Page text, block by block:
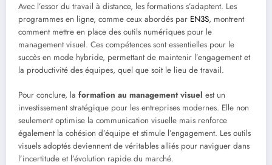
Avec l’essor du travail à distance, les formations s’adaptent. Les
programmes en ligne, comme ceux abordés par EN3S, montrent
comment mettre en place des outils numériques pour le
management visuel. Ces compétences sont essentielles pour le
succès en mode hybride, permettant de maintenir l’engagement et
la productivité des équipes, quel que soit le lieu de travail.
Pour conclure, la formation au management visuel est un
investissement stratégique pour les entreprises modernes. Elle non
seulement optimise la communication visuelle mais renforce
également la cohésion d’équipe et stimule l’engagement. Les outils
visuels adoptés deviennent de véritables alliés pour naviguer dans
l’incertitude et l’évolution rapide du marché.